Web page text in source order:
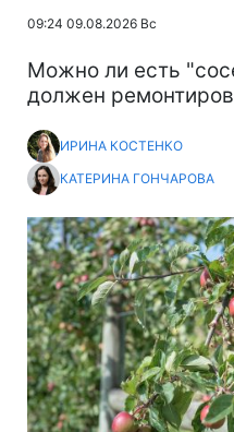
09:24 09.08.2026 Вс
Можно ли есть
должен
ИРИНА КОСТЕНКО
КАТЕРИНА ГОНЧАРОВА